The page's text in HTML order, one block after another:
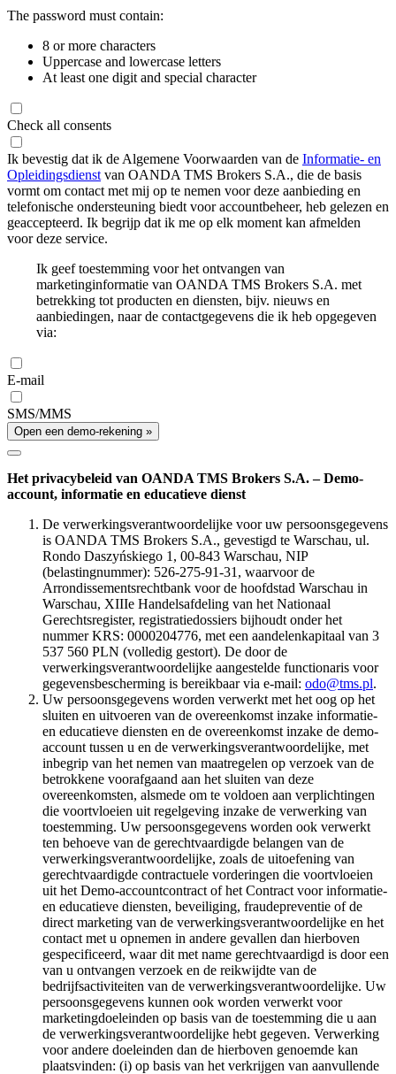
The password must contain:
8 or more characters
Uppercase and lowercase letters
At least one digit and special character
Check all consents
Ik bevestig dat ik de Algemene Voorwaarden van de Informatie- en
Opleidingsdienst van OANDA TMS Brokers S.A., die de basis
vormt om contact met mij op te nemen voor deze aanbieding en
telefonische ondersteuning biedt voor accountbeheer, heb gelezen en
geaccepteerd. Ik begrijp dat ik me op elk moment kan afmelden
voor deze service.
Ik geef toestemming voor het ontvangen van
marketinginformatie van OANDA TMS Brokers S.A. met
betrekking tot producten en diensten, bijv. nieuws en
aanbiedingen, naar de contactgegevens die ik heb opgegeven
via:
E-mail
SMS/MMS
Open een demo-rekening »
Het privacybeleid van OANDA TMS Brokers S.A. – Demo-
account, informatie en educatieve dienst
De verwerkingsverantwoordelijke voor uw persoonsgegevens
is OANDA TMS Brokers S.A., gevestigd te Warschau, ul.
Rondo Daszyńskiego 1, 00-843 Warschau, NIP
(belastingnummer): 526-275-91-31, waarvoor de
Arrondissementsrechtbank voor de hoofdstad Warschau in
Warschau, XIIIe Handelsafdeling van het Nationaal
Gerechtsregister, registratiedossiers bijhoudt onder het
nummer KRS: 0000204776, met een aandelenkapitaal van 3
537 560 PLN (volledig gestort). De door de
verwerkingsverantwoordelijke aangestelde functionaris voor
gegevensbescherming is bereikbaar via e-mail: odo@tms.pl.
Uw persoonsgegevens worden verwerkt met het oog op het
sluiten en uitvoeren van de overeenkomst inzake informatie-
en educatieve diensten en de overeenkomst inzake de demo-
account tussen u en de verwerkingsverantwoordelijke, met
inbegrip van het nemen van maatregelen op verzoek van de
betrokkene voorafgaand aan het sluiten van deze
overeenkomsten, alsmede om te voldoen aan verplichtingen
die voortvloeien uit regelgeving inzake de verwerking van
toestemming. Uw persoonsgegevens worden ook verwerkt
ten behoeve van de gerechtvaardigde belangen van de
verwerkingsverantwoordelijke, zoals de uitoefening van
gerechtvaardigde contractuele vorderingen die voortvloeien
uit het Demo-accountcontract of het Contract voor informatie-
en educatieve diensten, beveiliging, fraudepreventie of de
direct marketing van de verwerkingsverantwoordelijke en het
contact met u opnemen in andere gevallen dan hierboven
gespecificeerd, waar dit met name gerechtvaardigd is door een
van u ontvangen verzoek en de reikwijdte van de
bedrijfsactiviteiten van de verwerkingsverantwoordelijke. Uw
persoonsgegevens kunnen ook worden verwerkt voor
marketingdoeleinden op basis van de toestemming die u aan
de verwerkingsverantwoordelijke hebt gegeven. Verwerking
voor andere doeleinden dan de hierboven genoemde kan
plaatsvinden: (i) op basis van het verkrijgen van aanvullende